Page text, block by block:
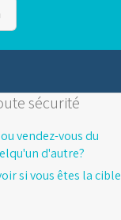
sécurité
vendez-vous du
d'autre?
si vous êtes la cible